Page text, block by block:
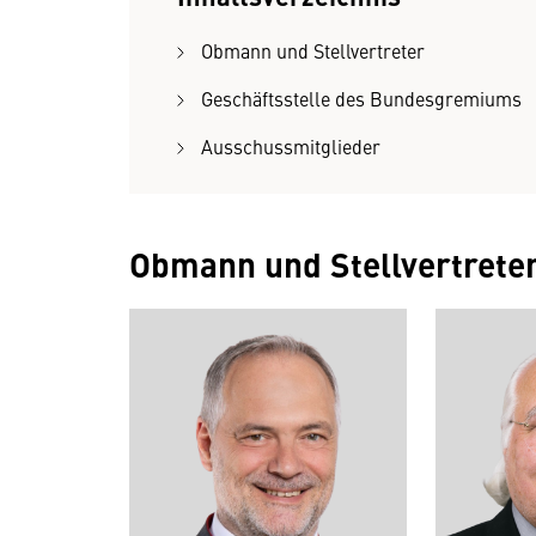
Obmann und Stellvertreter
Geschäftsstelle des Bundesgremiums
Ausschussmitglieder
Obmann und